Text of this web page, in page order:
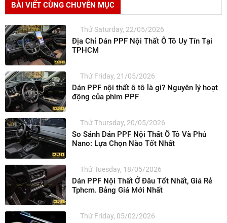
BÀI VIẾT CÙNG CHUYÊN MỤC
Thứ Saturday, 22/05/2026
Địa Chỉ Dán PPF Nội Thất Ô Tô Uy Tín Tại
TPHCM
Thứ Friday, 21/05/2026
Dán PPF nội thất ô tô là gì? Nguyên lý hoạt
động của phim PPF
Thứ Thursday, 20/05/2026
So Sánh Dán PPF Nội Thất Ô Tô Và Phủ
Nano: Lựa Chọn Nào Tốt Nhất
Thứ Tuesday, 18/05/2026
Dán PPF Nội Thất Ở Đâu Tốt Nhất, Giá Rẻ
Tphcm. Bảng Giá Mới Nhất
Thứ Friday, 05/02/2026